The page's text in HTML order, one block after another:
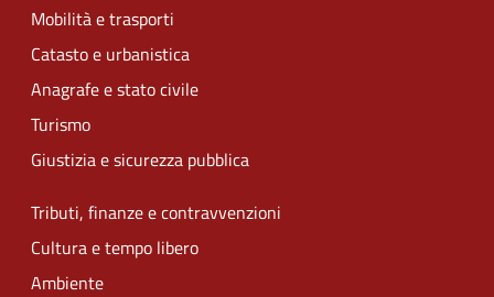
Mobilità e trasporti
Catasto e urbanistica
Anagrafe e stato civile
Turismo
Giustizia e sicurezza pubblica
Tributi, finanze e contravvenzioni
Cultura e tempo libero
Ambiente